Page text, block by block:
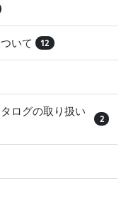
いて 12
ログの取り扱い
2